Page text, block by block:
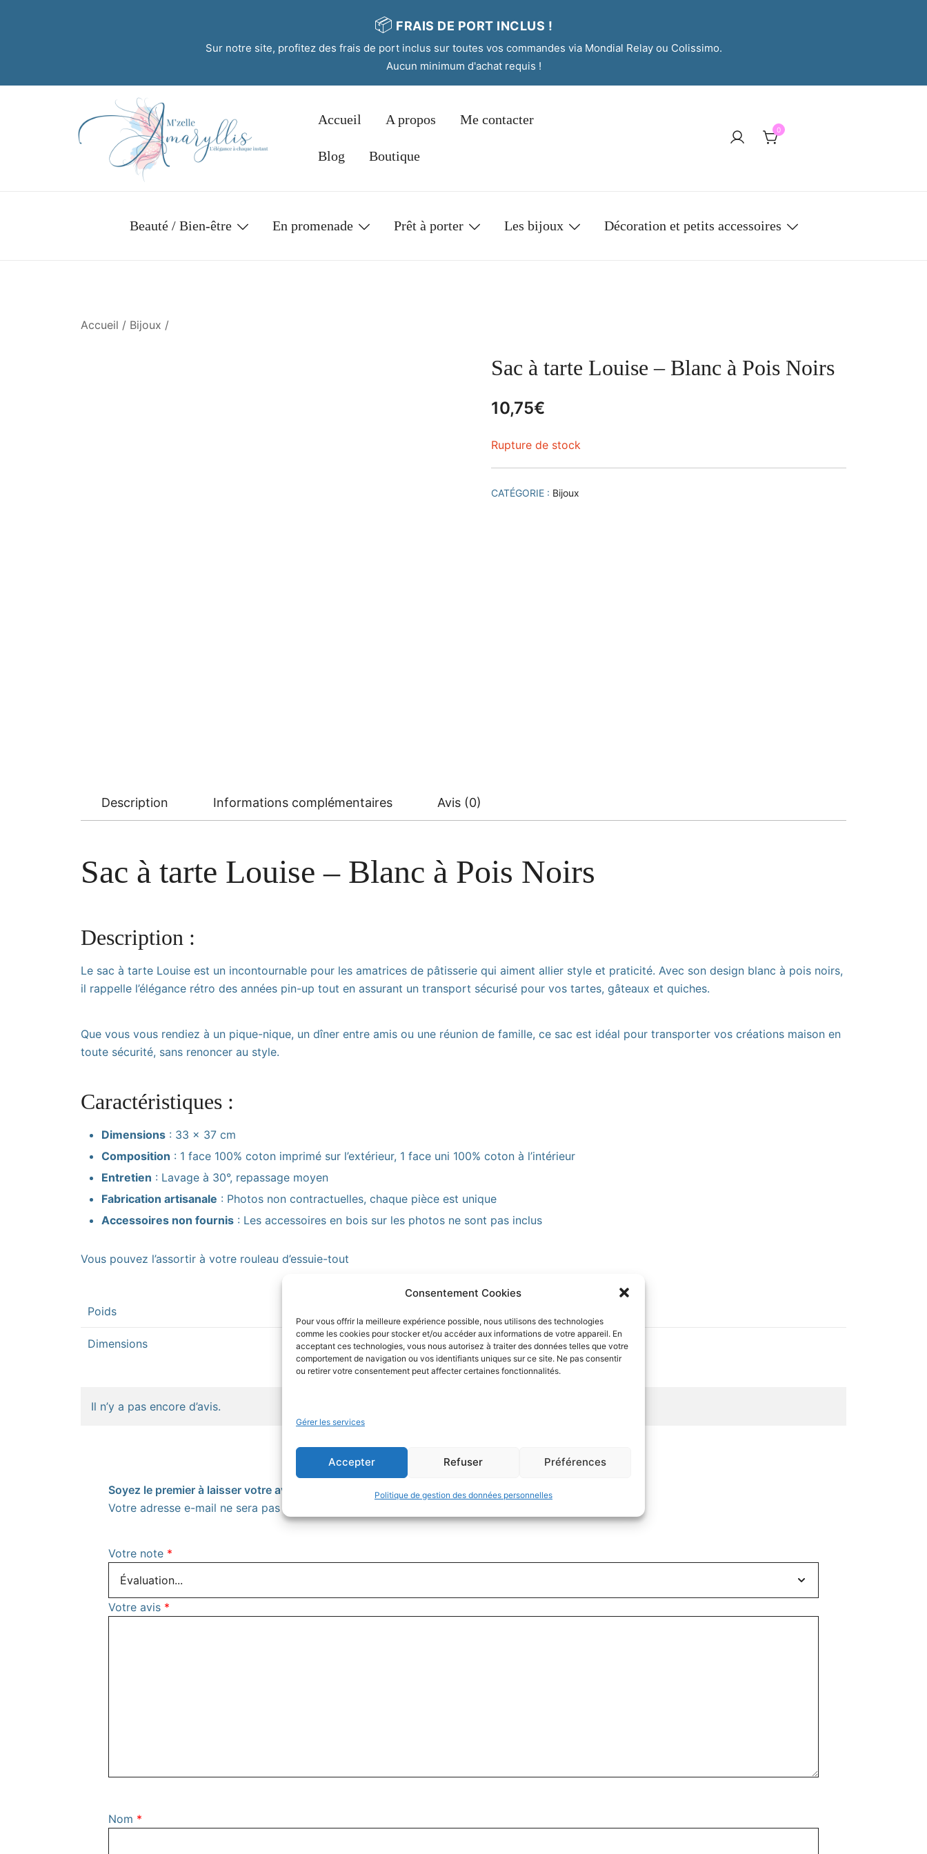
Consentement Cookies
Pour vous offrir la meilleure expérience possible, nous utilisons des technologies
comme les cookies pour stocker et/ou accéder aux informations de votre appareil. En
acceptant ces technologies, vous nous autorisez à traiter des données telles que votre
comportement de navigation ou vos identifiants uniques sur ce site. Ne pas consentir
ou retirer votre consentement peut affecter certaines fonctionnalités.
Gérer les services
Accepter Refuser Préférences
Politique de gestion des données personnelles
📦 FRAIS DE PORT INCLUS !
Sur notre site, profitez des frais de port inclus sur toutes vos commandes via Mondial Relay ou Colissimo.
Aucun minimum d'achat requis !
Accueil A propos Me contacter
Blog Boutique
0
Beauté / Bien-être En promenade Prêt à porter Les bijoux Décoration et petits accessoires
Accueil / Bijoux /
Sac à tarte Louise – Blanc à Pois Noirs
10,75€
Rupture de stock
CATÉGORIE : Bijoux
Description Informations complémentaires Avis (0)
Sac à tarte Louise – Blanc à Pois Noirs
Description :
Le sac à tarte Louise est un incontournable pour les amatrices de pâtisserie qui aiment allier style et praticité. Avec son design blanc à pois noirs,
il rappelle l’élégance rétro des années pin-up tout en assurant un transport sécurisé pour vos tartes, gâteaux et quiches.
Que vous vous rendiez à un pique-nique, un dîner entre amis ou une réunion de famille, ce sac est idéal pour transporter vos créations maison en
toute sécurité, sans renoncer au style.
Caractéristiques :
Dimensions : 33 x 37 cm
Composition : 1 face 100% coton imprimé sur l’extérieur, 1 face uni 100% coton à l’intérieur
Entretien : Lavage à 30°, repassage moyen
Fabrication artisanale : Photos non contractuelles, chaque pièce est unique
Accessoires non fournis : Les accessoires en bois sur les photos ne sont pas inclus
Vous pouvez l’assortir à votre rouleau d’essuie-tout
Poids
Dimensions 35 × 35 cm
Il n’y a pas encore d’avis.
Soyez le premier à laisser votre avis sur “Sac à tarte Louise – Blanc à Pois Noirs”
Votre adresse e-mail ne sera pas publiée.
Votre note *
Votre avis *
Nom *